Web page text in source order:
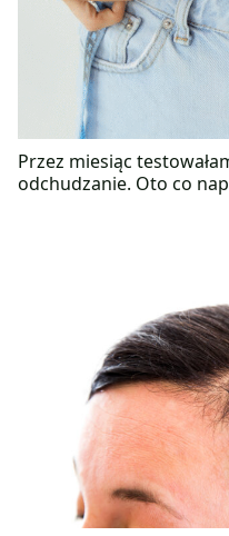
Przez miesiąc
odchudzanie. Oto co